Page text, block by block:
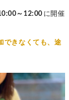
～12:00 に開催
できなくても、途